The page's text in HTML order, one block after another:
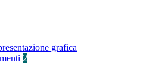
grafica
2